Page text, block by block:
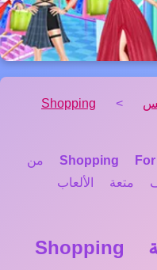
>
Shopping
Shopping من
متعة الألعاب
❓ هل تعمل لعبة Shopping